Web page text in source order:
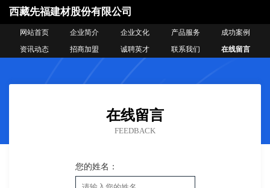
西藏先福建材股份有限公司
网站首页 企业简介 企业文化 产品服务
成功案例
资讯动态
招商加盟 诚聘英才 联系我们 在线留言
在线留言
FEEDBACK
您的姓名：